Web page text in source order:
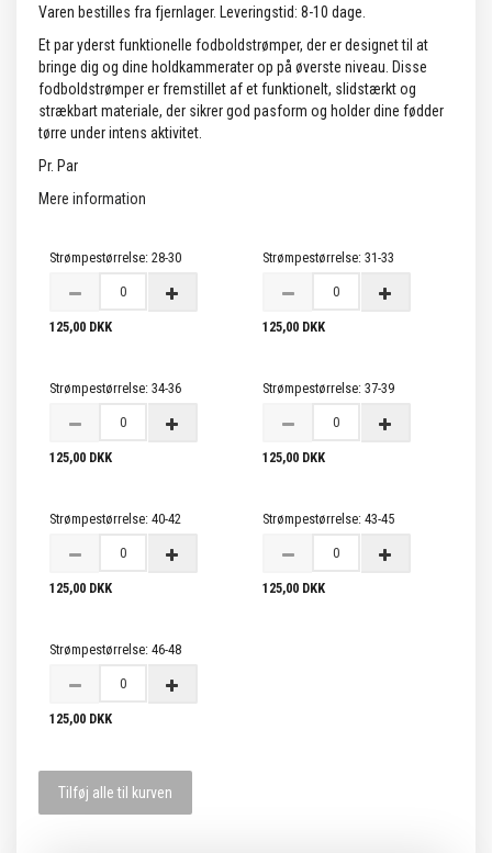
Varen bestilles fra fjernlager. Leveringstid: 8-10 dage.
Et par yderst funktionelle fodboldstrømper, der er designet til at
bringe dig og dine holdkammerater op på øverste niveau. Disse
fodboldstrømper er fremstillet af et funktionelt, slidstærkt og
strækbart materiale, der sikrer god pasform og holder dine fødder
tørre under intens aktivitet.
Pr. Par
Mere information
Strømpestørrelse: 28-30
125,00 DKK
Strømpestørrelse: 31-33
125,00 DKK
Strømpestørrelse: 34-36
125,00 DKK
Strømpestørrelse: 37-39
125,00 DKK
Strømpestørrelse: 40-42
125,00 DKK
Strømpestørrelse: 43-45
125,00 DKK
Strømpestørrelse: 46-48
125,00 DKK
Tilføj alle til kurven